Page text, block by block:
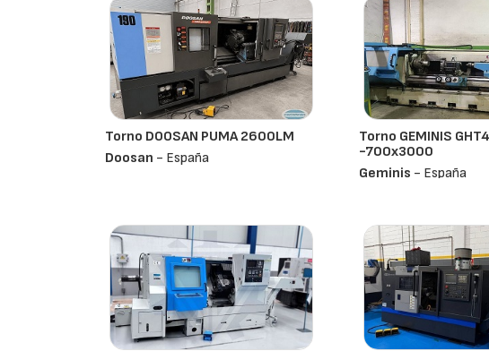
Torno DOOSAN PUMA 2600LM
Doosan - España
Torno GEMINIS
-700x3000
Geminis - España